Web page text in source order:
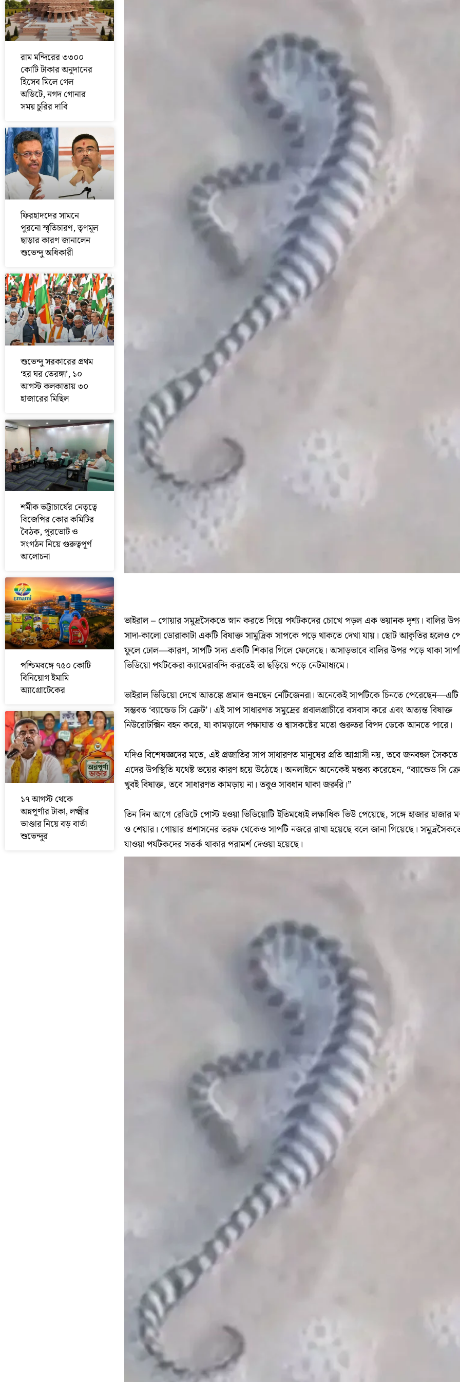
রাম মন্দিরের ৩৩০০
কোটি টাকার অনুদানের
হিসেব মিলে গেল
অডিটে, নগদ গোনার
সময় চুরির দাবি
ফিরহাদদের সামনে
পুরনো স্মৃতিচারণ, তৃণমূল
ছাড়ার কারণ জানালেন
শুভেন্দু অধিকারী
শুভেন্দু সরকারের প্রথম
‘হর ঘর তেরঙ্গা’, ১০
আগস্ট কলকাতায় ৩০
হাজারের মিছিল
শমীক ভট্টাচার্যের নেতৃত্বে
বিজেপির কোর কমিটির
বৈঠক, পুরভোট ও
সংগঠন নিয়ে গুরুত্বপূর্ণ
আলোচনা
পশ্চিমবঙ্গে ৭৫০ কোটি
বিনিয়োগ ইমামি
অ্যাগ্রোটেকের
১৭ আগস্ট থেকে
অন্নপূর্ণার টাকা, লক্ষ্মীর
ভাণ্ডার নিয়ে বড় বার্তা
শুভেন্দুর
ভাইরাল – গোয়ার সমুদ্রসৈকতে স্নান করতে গিয়ে পর্যটকদের চোখে পড়ল এক ভয়ানক দৃশ্য। বালির
সাদা-কালো ডোরাকাটা একটি বিষাক্ত সামুদ্রিক সাপকে পড়ে থাকতে দেখা যায়। ছোট আকৃতির হলেও
ফুলে ঢোল—কারণ, সাপটি সদ্য একটি শিকার গিলে ফেলেছে। অসাড়ভাবে বালির উপর পড়ে থাকা
ভিডিয়ো পর্যটকেরা ক্যামেরাবন্দি করতেই তা ছড়িয়ে পড়ে নেটমাধ্যমে।
ভাইরাল ভিডিয়ো দেখে আতঙ্কে প্রমাদ গুনছেন নেটিজেনরা। অনেকেই সাপটিকে চিনতে পেরেছেন—এটি
সম্ভবত ‘ব্যান্ডেড সি ক্রেট’। এই সাপ সাধারণত সমুদ্রের প্রবালপ্রাচীরে বসবাস করে এবং অত্যন্ত বিষাক্ত
নিউরোটক্সিন বহন করে, যা কামড়ালে পক্ষাঘাত ও শ্বাসকষ্টের মতো গুরুতর বিপদ ডেকে আনতে পারে।
যদিও বিশেষজ্ঞদের মতে, এই প্রজাতির সাপ সাধারণত মানুষের প্রতি আগ্রাসী নয়, তবে জনবহুল সৈকতে
এদের উপস্থিতি যথেষ্ট ভয়ের কারণ হয়ে উঠেছে। অনলাইনে অনেকেই মন্তব্য করেছেন, “ব্যান্ডেড সি
খুবই বিষাক্ত, তবে সাধারণত কামড়ায় না। তবুও সাবধান থাকা জরুরি।”
তিন দিন আগে রেডিটে পোস্ট হওয়া ভিডিয়োটি ইতিমধ্যেই লক্ষাধিক ভিউ পেয়েছে, সঙ্গে হাজার হাজার
ও শেয়ার। গোয়ার প্রশাসনের তরফ থেকেও সাপটি নজরে রাখা হয়েছে বলে জানা গিয়েছে।
যাওয়া পর্যটকদের সতর্ক থাকার পরামর্শ দেওয়া হয়েছে।